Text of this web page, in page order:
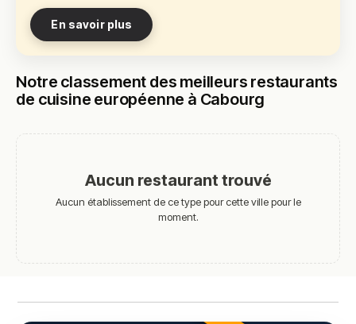
En savoir plus
Notre classement des meilleurs restaurants
de cuisine européenne à Cabourg
Aucun restaurant trouvé
Aucun établissement de ce type pour cette ville pour le
moment.